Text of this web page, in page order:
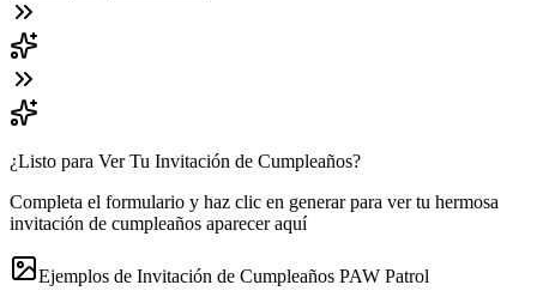
¿Listo para Ver Tu Invitación de Cumpleaños?
Completa el formulario y haz clic en generar para ver tu hermosa
invitación de cumpleaños aparecer aquí
Ejemplos de Invitación de Cumpleaños PAW Patrol